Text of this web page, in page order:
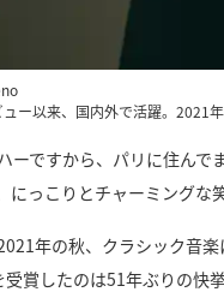
ー以来、国内外で活躍。2021
ーですから、パリに住んで
にっこりとチャーミングな
年の秋、クラシック音
受賞したのは51年ぶりの快